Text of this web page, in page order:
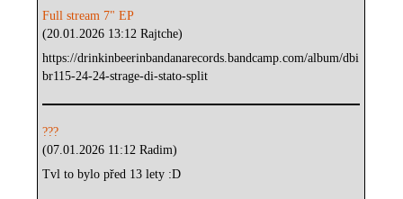
Full stream 7" EP
(20.01.2026 13:12 Rajtche)
https://drinkinbeerinbandanarecords.bandcamp.com/album/dbi
br115-24-24-strage-di-stato-split
???
(07.01.2026 11:12 Radim)
Tvl to bylo před 13 lety :D